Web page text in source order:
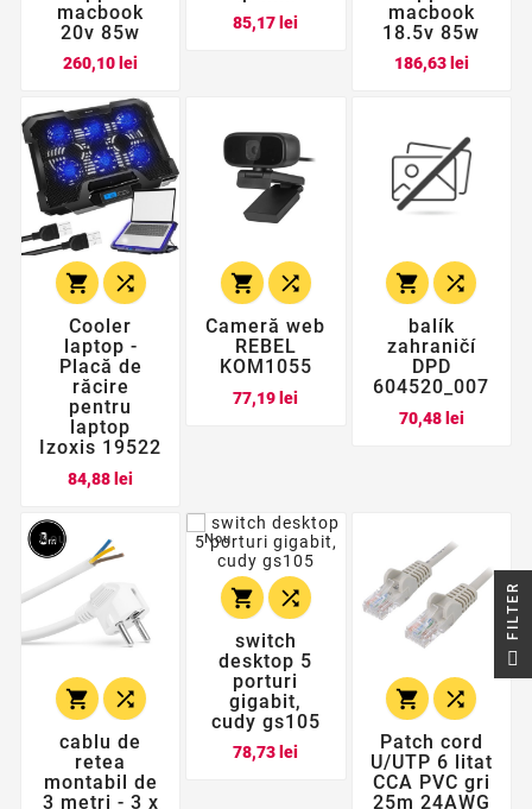
macbook
20v 85w
260,10 lei
85,17 lei
macbook
18.5v 85w
186,63 leiPret
 
Cooler
laptop -
Placă de
răcire
pentru
laptop
Izoxis 19522
84,88 lei
 
Cameră web
REBEL
KOM1055
77,19 lei
 
balík
zahraničí
DPD
604520_007
70,48 leiPret
Nou
 
cablu de
retea
montabil de
3 metri - 3 x
Nou
 
switch
desktop 5
porturi
gigabit,
cudy gs105
78,73 lei
 
Patch cord
U/UTP 6 litat
CCA PVC gri
25m 24AWG
R